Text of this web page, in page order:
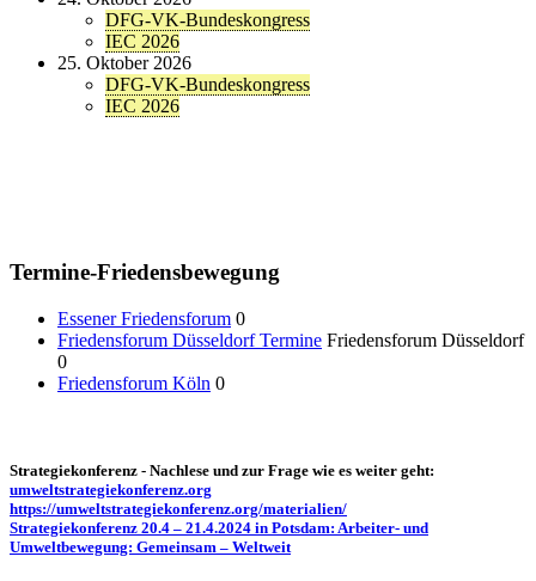
DFG-VK-Bundeskongress
IEC 2026
25. Oktober 2026
DFG-VK-Bundeskongress
IEC 2026
Termine-Friedensbewegung
Essener Friedensforum 0
Friedensforum Düsseldorf Termine Friedensforum Düsseldorf
0
Friedensforum Köln 0
Strategiekonferenz - Nachlese und zur Frage wie es weiter geht:
umweltstrategiekonferenz.org
https://umweltstrategiekonferenz.org/materialien/
Strategiekonferenz 20.4 – 21.4.2024 in Potsdam: Arbeiter- und
Umweltbewegung: Gemeinsam – Weltweit